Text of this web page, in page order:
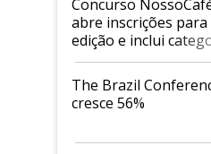
Concurso
abre inscrições para
edição e inclui
cafés Canephora
The Brazil
cresce 56%